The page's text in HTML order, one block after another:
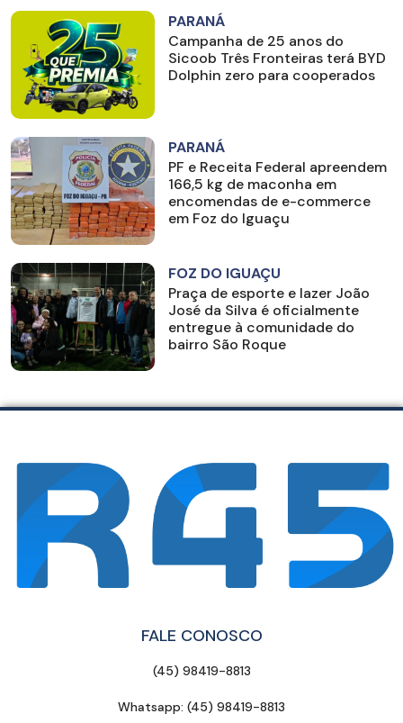
PARANÁ
Campanha de 25 anos do
Sicoob Três Fronteiras terá BYD
Dolphin zero para cooperados
PARANÁ
PF e Receita Federal apreendem
166,5 kg de maconha em
encomendas de e-commerce
em Foz do Iguaçu
FOZ DO IGUAÇU
Praça de esporte e lazer João
José da Silva é oficialmente
entregue à comunidade do
bairro São Roque
FALE CONOSCO
(45) 98419-8813
Whatsapp: (45) 98419-8813